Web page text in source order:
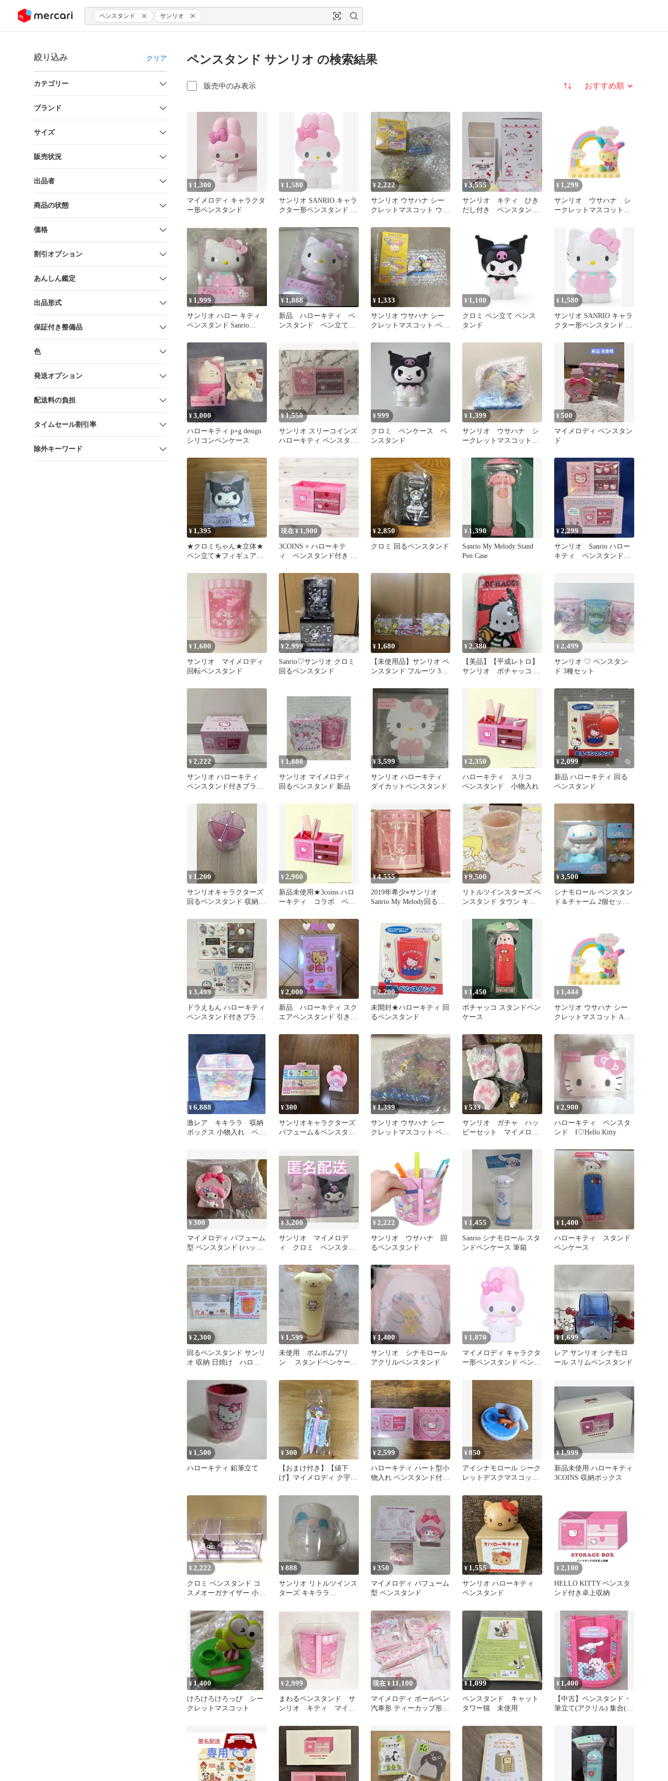
ツにスキップ ペンスタンド サンリオ
絞り込み クリア
カテゴリー
ブランド
サイズ
販売状況
出品者
商品の状態
価格
割引オプション
あんしん鑑定
出品形式
保証付き整備品
色
発送オプション
配送料の負担
タイムセール割引率
除外キーワード
ペンスタンド サンリオ の検索結果
販売中のみ表示 並び替え
¥ 1,300
マイメロディ キャラクタ
ー形ペンスタンド
¥ 1,580
サンリオ SANRIO キャラ
クター形ペンスタンド ペ
メロちゃん 241199
¥2,222
サンリオ ウサハナ シー
クレットマスコット ウサ
¥3,555
サンリオ キティ ひき
だし付き ペンスタン
¥ 1,299
サンリオ ウサハナ シ
ークレットマスコット
¥ 1,999
サンリオ ハロー キティ
ペンスタンド Sanrio
¥ 1,888
新品 ハローキティ ペ
ンスタンド ペン立て
¥ 1,333
サンリオ ウサハナ シー
クレットマスコット ペン
¥ 1,100
クロミ ペン立て ペンス
タンド
¥ 1,580
サンリオ SANRIO キャラ
クター形ペンスタンド ペ
ティちゃん 240931
¥3,000
ハローキティ p+g design
シリコンペンケース
¥1,550
サンリオ スリーコインズ
ハローキティ ペンスタン
¥999
クロミ ペンケース ペ
ンスタンド
¥ 1,399
サンリオ ウサハナ シ
ークレットマスコット
¥500
マイメロディ ペンスタン
ド
¥ 1,395
★クロミちゃん★立体★
ペン立て★フィギュア型
シスタンドにも
現在 ¥ 1,900
3COINS × ハローキテ
ィ ペンスタンド付き 卓
¥2,850
クロミ 回るペンスタンド
¥ 1,390
Sanrio My Melody Stand
Pen Case
¥2,299
サンリオ Sanrio ハロー
キティ ペンスタンド付
¥ 1,600
サンリオ マイメロディ
回転ペンスタンド
¥2,999
Sanrio♡サンリオ クロミ
回るペンスタンド
¥ 1,680
【未使用品】サンリオ ペ
ンスタンド フルーツ 3点
¥2,380
【美品】【平成レトロ】
サンリオ ポチャッコ ペ
¥ 2,499
サンリオ ♡ ペンスタン
ド 3種セット
¥2,222
サンリオ ハローキティ
ペンスタンド付きプラチ
¥ 1,888
サンリオ マイメロディ
回るペンスタンド 新品
¥3,599
サンリオ ハローキティ
ダイカットペンスタンド
¥2,350
ハローキティ スリコ
ペンスタンド 小物入れ
¥2,099
新品 ハローキティ 回る
ペンスタンド
¥ 1,200
サンリオキャラクターズ
回るペンスタンド 収納
¥2,900
新品未使用★3coins ハロ
ーキティ コラボ ペン
¥4,555
2019年希少⭐︎サンリオ
Sanrio My Melody回るペ
¥9,500
リトルツインスターズ ペ
ンスタンド タウン キキ
¥3,500
シナモロール ペンスタン
ド＆チャーム 2個セット
¥3,499
ドラえもん ハローキティ
ペンスタンド付きプラチ
¥2,000
新品 ハローキティ スク
エアペンスタンド 引き出
¥2,200
未開封★ハローキティ 回
るペンスタンド
¥ 1,450
ポチャッコ スタンドペン
ケース
¥ 1,444
サンリオ ウサハナ シー
クレットマスコット Aペ
¥6,888
激レア キキララ 収納
ボックス 小物入れ ペン
¥300
サンリオキャラクターズ
パフューム＆ペンスタン
¥1,399
サンリオ ウサハナ シー
クレットマスコット ペン
¥533
サンリオ ガチャ ハッ
ピーセット マイメロ
¥2,900
ハローキティ ペンスタ
ンド I♡Hello Kitty
¥300
マイメロディ パフューム
型 ペンスタンド (ハッピ
¥3,200
サンリオ マイメロデ
ィ クロミ ペンスタン
こ 、
¥ 2,222
サンリオ ウサハナ 回
るペンスタンド
¥ 1,455
Sanrio シナモロール スタ
ンドペンケース 筆箱
¥ 1,400
ハローキティ スタンド
ペンケース
¥2,300
回るペンスタンド サンリ
オ 収納 日焼け ハロー
入れ
¥ 1,599
未使用 ポムポムプリ
ン スタンドペンケー
¥ 1,400
サンリオ シナモロール
アクリルペンスタンド
¥ 1,870
マイメロディ キャラクタ
ー形ペンスタンド ペン立
ンリオ sanrio キャラクタ
¥1,699
レア サンリオ シナモロ
ール スリムペンスタンド
¥ 1,500
ハローキティ 鉛筆立て
¥300
【おまけ付き】【値下
げ】マイメロディ ク宇佐
¥2,599
ハローキティ ハート型小
物入れ ペンスタンド付き
¥850
アイシナモロール シーク
レットデスクマスコット
¥1,999
新品未使用 ハローキティ
3COINS 収納ボックス
¥2,222
クロミ ペンスタンド コ
スメオーガナイザー 小物
¥888
サンリオ リトルツインス
ターズ キキララ
¥350
マイメロディ パフューム
型 ペンスタンド
¥1,555
サンリオ ハローキティ
ペンスタンド
¥ 2,100
HELLO KITTY ペンスタ
ンド付き卓上収納
¥1,400
けろけろけろっぴ シー
クレットマスコット
¥2,999
まわるペンスタンド サ
ンリオ キティ マイメ
具 文具
現在 ¥11,100
マイメロディ ボールペン
汽車形 ティーカップ形
¥1,099
ペンスタンド キャット
タワー猫 未使用
¥ 1,400
【中古】ペンスタンド・
筆立て(アクリル) 集合(ピ
「ちいかわ なんか小さく
てかわいいやつ×サンリ
オキャラクターズ」